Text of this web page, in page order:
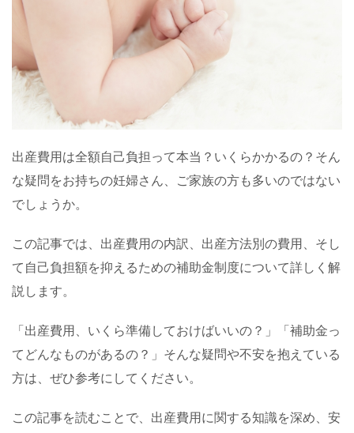
出産費用は全額自己負担って本当？いくらかかるの？そん
な疑問をお持ちの妊婦さん、ご家族の方も多いのではない
でしょうか。
この記事では、出産費用の内訳、出産方法別の費用、そし
て自己負担額を抑えるための補助金制度について詳しく解
説します。
「出産費用、いくら準備しておけばいいの？」「補助金っ
てどんなものがあるの？」そんな疑問や不安を抱えている
方は、ぜひ参考にしてください。
この記事を読むことで、出産費用に関する知識を深め、安